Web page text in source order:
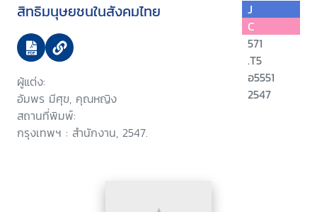
สิทธิมนุษยชนในสังคมไทย
ผู้แต่ง:
อัมพร มีศุข, คุณหญิง
สถานที่พิมพ์:
กรุงเทพฯ : สำนักงาน, 2547.
J
C
571
.T5
อ5551
2547